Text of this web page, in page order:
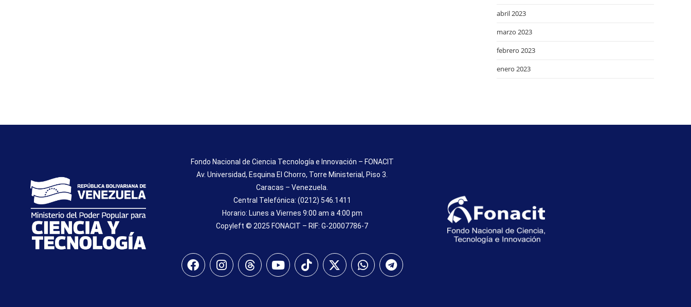
abril 2023
marzo 2023
febrero 2023
enero 2023
Fondo Nacional de Ciencia Tecnología e Innovación – FONACIT
Av. Universidad, Esquina El Chorro, Torre Ministerial, Piso 3.
Caracas – Venezuela.
Central Telefónica: (0212) 546.1411
Horario: Lunes a Viernes 9:00 am a 4:00 pm
Copyleft © 2025 FONACIT – RIF: G-20007786-7